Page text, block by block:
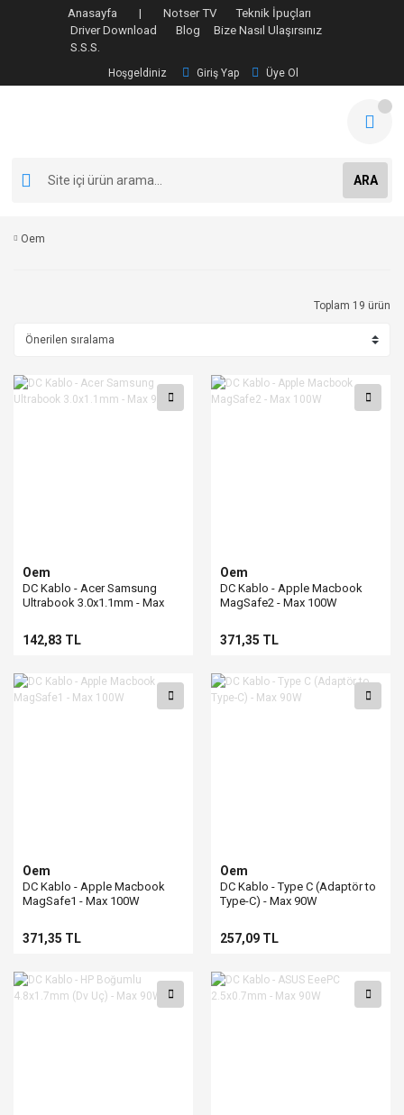
Anasayfa | Notser TV
Teknik İpuçları
Driver Download
Blog
Bize Nasıl Ulaşırsınız
S.S.S.
Hoşgeldiniz Giriş Yap Üye Ol
ARA
Oem
Toplam 19 ürün
Oem
DC Kablo - Acer Samsung
Ultrabook 3.0x1.1mm - Max
142,83 TL
Oem
DC Kablo - Apple Macbook
MagSafe2 - Max 100W
371,35 TL
Oem
DC Kablo - Apple Macbook
MagSafe1 - Max 100W
371,35 TL
Oem
DC Kablo - Type C (Adaptör to
Type-C) - Max 90W
257,09 TL